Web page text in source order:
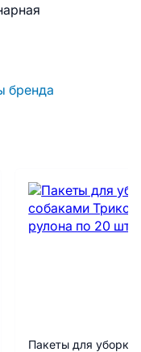
бренда
Пакеты для уборки